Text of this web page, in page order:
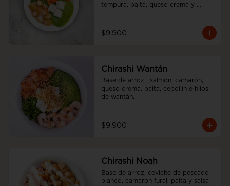
tempura, palta, queso crema y
$9.900
Chirashi Wantán
Base de arroz , salmón, camarón,
queso crema, palta, cebollín e hilos
de wantán.
$9.900
Chirashi Noah
Base de arroz, ceviche de pescado
blanco, camaron furai, palta y salsa